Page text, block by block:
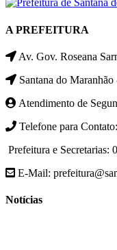
A PREFEITURA
Av. Gov. Roseana
Santana do
Atendimento de
Telefone para
Prefeitura e Secretarias:
E-Mail:
Notícias